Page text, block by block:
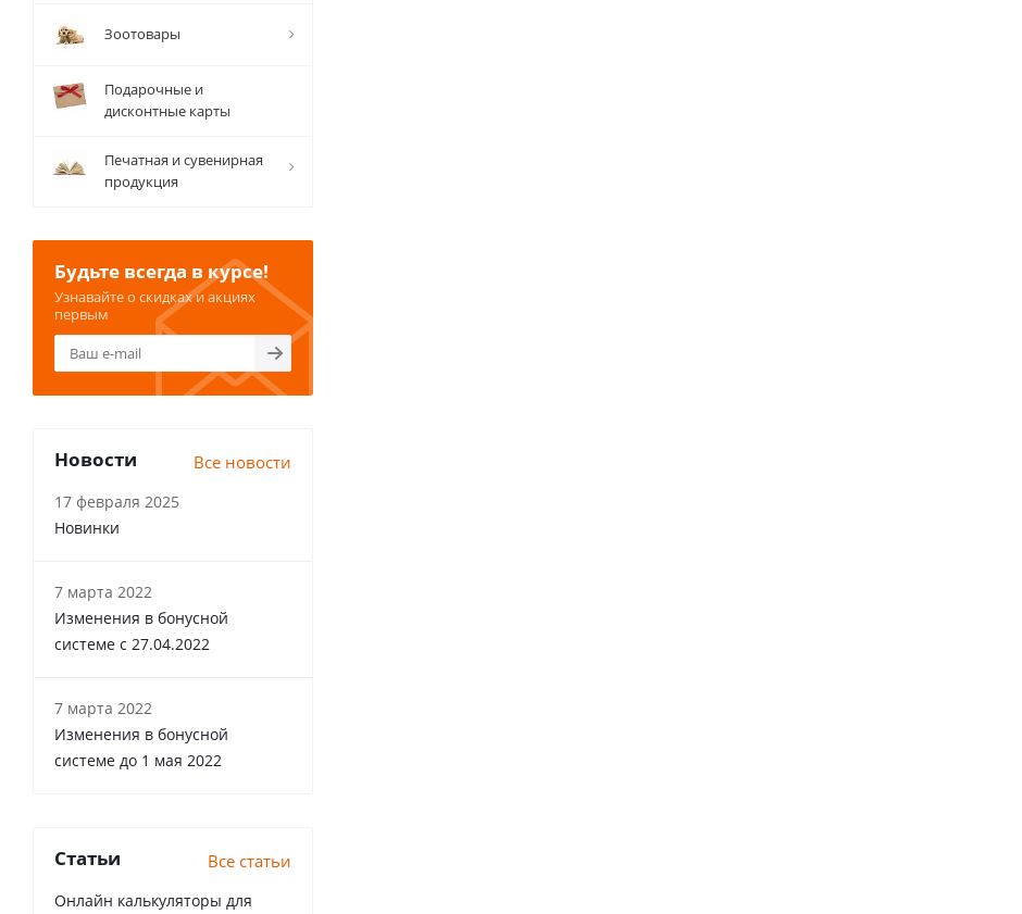
Зоотовары
Подарочные и
дисконтные карты
Печатная и сувенирная
продукция
Будьте всегда в курсе!
Узнавайте о скидках и акциях
первым
Новости Все новости
17 февраля 2025
Новинки
7 марта 2022
Изменения в бонусной
системе с 27.04.2022
7 марта 2022
Изменения в бонусной
системе до 1 мая 2022
Статьи Все статьи
Онлайн калькуляторы для